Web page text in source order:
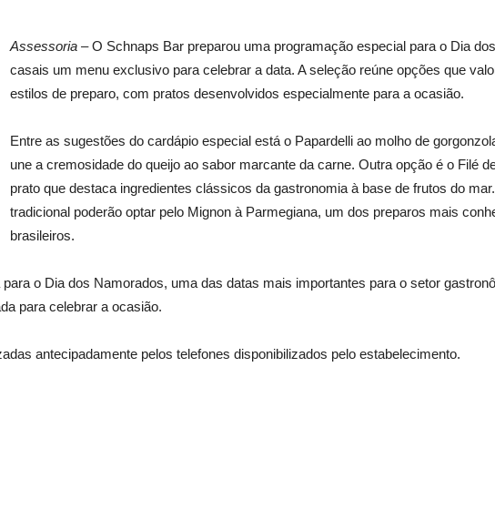
Assessoria –O Schnaps Bar preparou uma programação especial para o Dia
casais um menu exclusivo para celebrar a data. A seleção reúne opções que
estilos de preparo, com pratos desenvolvidos especialmente para a ocasião.
Entre as sugestões do cardápio especial está o Papardelli ao molho de
une a cremosidade do queijo ao sabor marcante da carne. Outra opção é o Filé
prato que destaca ingredientes clássicos da gastronomia à base de frutos do
tradicional poderão optar pelo Mignon à Parmegiana, um dos preparos mais
brasileiros.
o Dia dos Namorados, uma das datas mais importantes para o setor
para celebrar a ocasião.
antecipadamente pelos telefones disponibilizados pelo estabelecimento.